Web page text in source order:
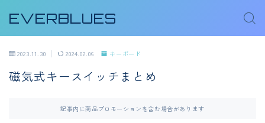
EVERBLUES
2023.11.30 2024.02.06 キーボード
磁気式キースイッチまとめ
記事内に商品プロモーションを含む場合があります